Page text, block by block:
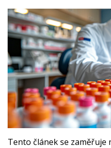
Tento článek se zaměřuje